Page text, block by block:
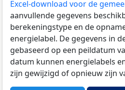
Excel-download voor de
aanvullende gegevens
berekeningstype en de
energielabel. De gegevens in
gebaseerd op een peildatum
datum kunnen energielabels
zijn gewijzigd of opnieuw zijn